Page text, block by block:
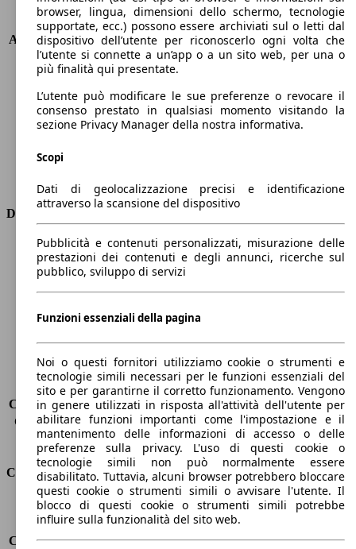
KW (PS)
202 kW (275 PS)
Accelerazione (0-100 km/h)
6.4s
Velocità massima (km/h)
250 km/h
Numero di marce
8
Coppia
600 nm
Cilindrata
2987 ccm
Carburante
Diesel
Trasmissione
Dimensioni
Lunghezza
5260 mm
Altezza
1480 mm
Larghezza
Peso massimo
2540 kg
Sedili
5
Carico sul tetto
-
Capacità di traino (senza freni) -
Capacità di traino (con freni)
-
Volume del bagagliaio
530 l
Consumi
Emissioni di CO2*
163 g/km (komb.)
Consumo (urbano)
7.8 l/100km
Consumo (extra-urbano) 5.2 l/100km
browser, lingua, dimensioni dello schermo, tecnologie
supportate, ecc.) possono essere archiviati sul o letti dal
dispositivo dell’utente per riconoscerlo ogni volta che
l’utente si connette a un’app o a un sito web, per una o
più finalità qui presentate.
L’utente può modificare le sue preferenze o revocare il
consenso prestato in qualsiasi momento visitando la
sezione Privacy Manager della nostra informativa.
Scopi
Dati di geolocalizzazione precisi e identificazione
attraverso la scansione del dispositivo
Pubblicità e contenuti personalizzati, misurazione delle
prestazioni dei contenuti e degli annunci, ricerche sul
pubblico, sviluppo di servizi
Funzioni essenziali della pagina
Noi o questi fornitori utilizziamo cookie o strumenti e
tecnologie simili necessari per le funzioni essenziali del
sito e per garantirne il corretto funzionamento. Vengono
in genere utilizzati in risposta all'attività dell'utente per
abilitare funzioni importanti come l'impostazione e il
mantenimento delle informazioni di accesso o delle
preferenze sulla privacy. L'uso di questi cookie o
tecnologie simili non può normalmente essere
disabilitato. Tuttavia, alcuni browser potrebbero bloccare
questi cookie o strumenti simili o avvisare l'utente. Il
blocco di questi cookie o strumenti simili potrebbe
influire sulla funzionalità del sito web.